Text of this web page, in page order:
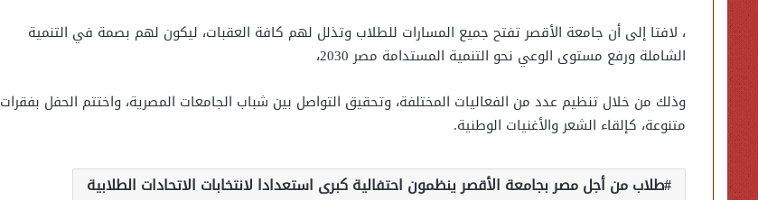
، لافتا إلى أن جامعة الأقصر تفتح جميع المسارات للطلاب وتذلل لهم كافة العقبات، ليكون لهم بصمة في التنمية
الشاملة ورفع مستوى الوعي نحو التنمية المستدامة مصر 2030،
وذلك من خلال تنظيم عدد من الفعاليات المختلفة، وتحقيق التواصل بين شباب الجامعات المصرية، واختتم الحفل بفقرات
متنوعة، كإلقاء الشعر والأغنيات الوطنية.
طلاب من أجل مصر بجامعة الأقصر ينظمون احتفالية كبرى استعدادا لانتخابات الاتحادات الطلابية